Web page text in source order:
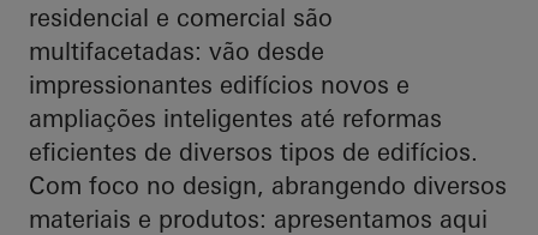
residencial e comercial são
multifacetadas: vão desde
impressionantes edifícios novos e
ampliações inteligentes até reformas
eficientes de diversos tipos de edifícios.
Com foco no design, abrangendo diversos
materiais e produtos: apresentamos aqui